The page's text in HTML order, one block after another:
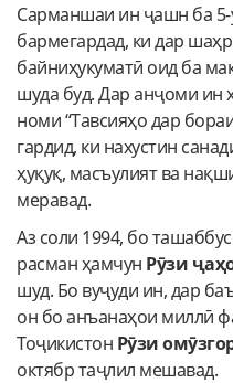
Сарманшаи ин ҷашн ба 5-
бармегардад, ки дар
байниҳукуматӣ оид ба
шуда буд. Дар анҷоми
номи “Тавсияҳо дар
гардид, ки нахустин
ҳуқуқ, масъулият ва
меравад.
Аз соли 1994, бо
расман ҳамчун Рӯзи
шуд. Бо вуҷуди ин, дар
он бо анъанаҳои миллӣ
Тоҷикистон Рӯзи
октябр таҷлил мешавад.